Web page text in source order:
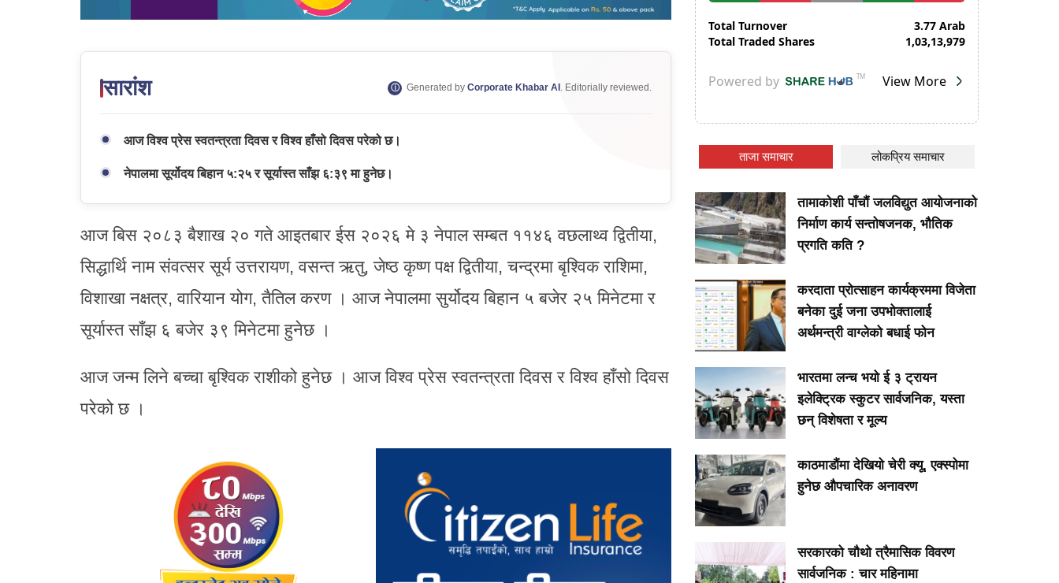
सारांश Generated by Corporate Khabar AI . Editorially reviewed.
आज विश्व प्रेस स्वतन्त्रता दिवस र विश्व हाँसो दिवस परेको छ।
नेपालमा सूर्योदय बिहान ५:२५ र सूर्यास्त साँझ ६:३९ मा हुनेछ।
आज बिस २०८३ बैशाख २० गते आइतबार ईस २०२६ मे ३ नेपाल सम्बत ११४६ वछलाथ्व द्वितीया,
सिद्धार्थि नाम संवत्सर सूर्य उत्तरायण, वसन्त ऋतु, जेष्ठ कृष्ण पक्ष द्वितीया, चन्द्रमा बृश्विक राशिमा,
विशाखा नक्षत्र, वारियान योग, तैतिल करण । आज नेपालमा सुर्योदय बिहान ५ बजेर २५ मिनेटमा र
सूर्यास्त साँझ ६ बजेर ३९ मिनेटमा हुनेछ ।
आज जन्म लिने बच्चा बृश्विक राशीको हुनेछ । आज विश्व प्रेस स्वतन्त्रता दिवस र विश्व हाँसो दिवस
परेको छ ।
ताजा समाचार लोकप्रिय समाचार
तामाकोशी पाँचौं जलविद्युत आयोजनाको
निर्माण कार्य सन्तोषजनक, भौतिक
प्रगति कति ?
करदाता प्रोत्साहन कार्यक्रममा विजेता
बनेका दुई जना उपभोक्तालाई
अर्थमन्त्री वाग्लेको बधाई फोन
भारतमा लन्च भयो ई ३ ट्रायन
इलेक्ट्रिक स्कुटर सार्वजनिक, यस्ता
छन् विशेषता र मूल्य
काठमाडौंमा देखियो चेरी क्यू, एक्स्पोमा
हुनेछ औपचारिक अनावरण
सरकारको चौथो त्रैमासिक विवरण
सार्वजनिक : चार महिनामा